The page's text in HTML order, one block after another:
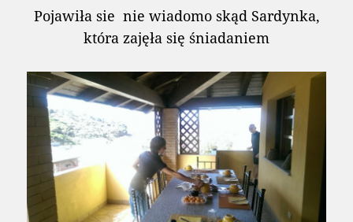
Pojawiła sie nie wiadomo skąd Sardynka,
która zajęła się śniadaniem